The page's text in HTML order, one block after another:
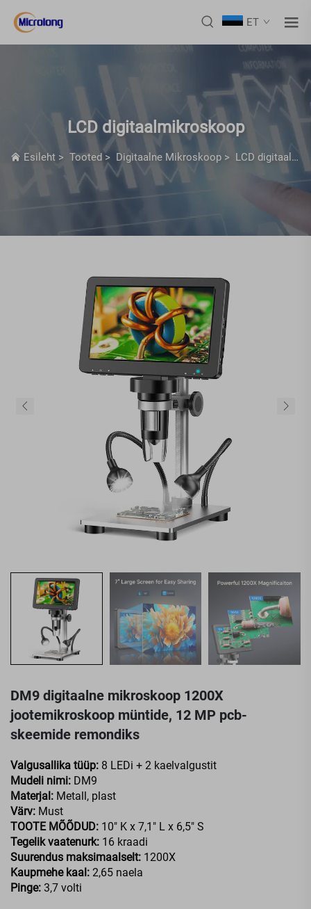
ET
LCD digitaalmikroskoop
Esileht > Tooted > Digitaalne Mikroskoop > LCD digitaalmikroskoop
DM9 digitaalne mikroskoop 1200X
jootemikroskoop müntide, 12 MP pcb-
skeemide remondiks
Valgusallika tüüp: 8 LEDi + 2 kaelvalgustit
Mudeli nimi: DM9
Materjal: Metall, plast
Värv: Must
TOOTE MÕÕDUD: 10" K x 7,1" L x 6,5" S
Tegelik vaatenurk: 16 kraadi
Suurendus maksimaalselt: 1200X
Kaupmehe kaal: 2,65 naela
Pinge: 3,7 volti